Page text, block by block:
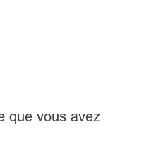
que vous avez